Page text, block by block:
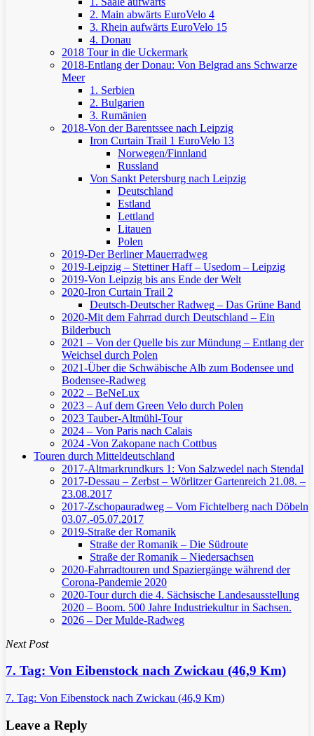
2. Main abwärts EuroVelo 4
3. Rhein aufwärts EuroVelo 15
4. Donau
2018 Tour in die Uckermark
2018-Entlang der Donau: Von Belgrad ans Schwarze
Meer
1. Serbien
2. Bulgarien
3. Rumänien
2018-Von der Barentssee nach Leipzig
Iron Curtain Trail 1 EuroVelo 13
Norwegen/Finnland
Russland
Von Sankt Petersburg nach Leipzig
Deutschland
Estland
Lettland
Litauen
Polen
2019-Der Berliner Mauerradweg
2019-Leipzig – Stettiner Haff – Usedom – Leipzig
2019-Von Leipzig bis ans Ende der Welt
2020-Iron Curtain Trail 2
Deutsch-Deutscher Radweg – Das Grüne Band
2020-Mit dem Fahrrad durch Deutschland – Ein
Bilderbuch
2021 – Von der Quelle bis zur Mündung – Entlang der
Weichsel durch Polen
2021-Über die Schwäbische Alb zum Bodensee und
Bodensee-Radweg
2022 – BeNeLux
2023 – Auf dem Green Velo durch Polen
2023 Tauber-Altmühl-Tour
2024 – Von Paris nach Calais
2024 -Von Zakopane nach Cottbus
Touren durch Mitteldeutschland
2017-Altmarkrundkurs 1: Von Salzwedel nach Stendal
2017-Dessau – Zerbst – Wörlitzer Gartenreich 21.08. –
23.08.2017
2017-Zschopauradweg – Vom Fichtelberg nach Döbeln
03.07.-05.07.2017
2019-Straße der Romanik
Straße der Romanik – Die Südroute
Straße der Romanik – Niedersachsen
2020-Fahrradtouren und Spaziergänge während der
Corona-Pandemie 2020
2020-Tour durch die 4. Sächsische Landesausstellung
2020 – Boom. 500 Jahre Industriekultur in Sachsen.
2026 – Der Mulde-Radweg
Next Post
7. Tag: Von Eibenstock nach Zwickau (46,9 Km)
7. Tag: Von Eibenstock nach Zwickau (46,9 Km)
Leave a Reply